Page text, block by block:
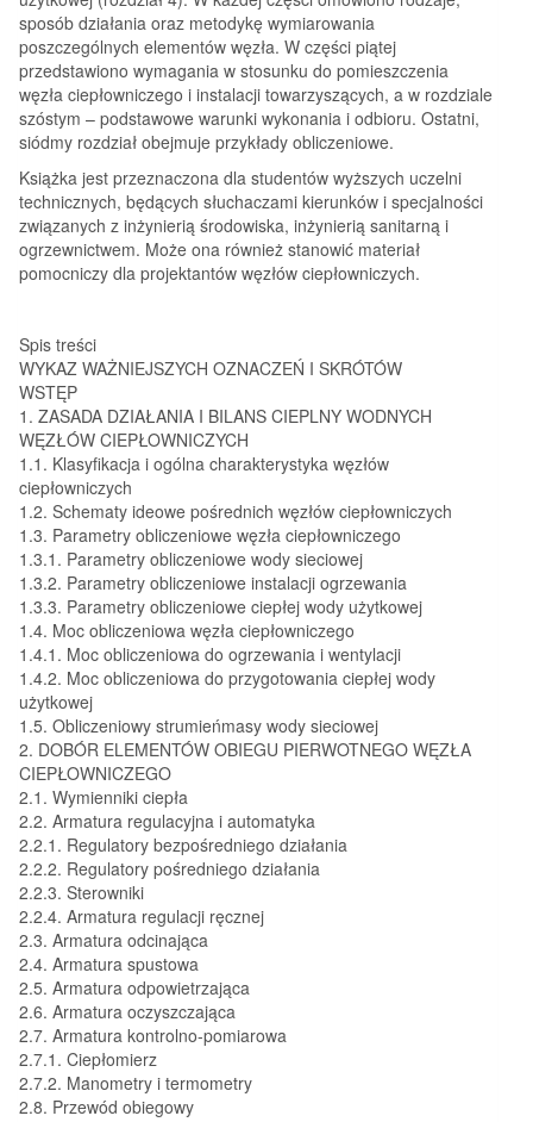
sposób działania oraz metodykę wymiarowania
poszczególnych elementów węzła. W części piątej
przedstawiono wymagania w stosunku do pomieszczenia
węzła ciepłowniczego i instalacji towarzyszących, a w rozdziale
szóstym – podstawowe warunki wykonania i odbioru. Ostatni,
siódmy rozdział obejmuje przykłady obliczeniowe.
Książka jest przeznaczona dla studentów wyższych uczelni
technicznych, będących słuchaczami kierunków i specjalności
związanych z inżynierią środowiska, inżynierią sanitarną i
ogrzewnictwem. Może ona również stanowić materiał
pomocniczy dla projektantów węzłów ciepłowniczych.
Spis treści
WYKAZ WAŻNIEJSZYCH OZNACZEŃ I SKRÓTÓW
WSTĘP
1. ZASADA DZIAŁANIA I BILANS CIEPLNY WODNYCH
WĘZŁÓW CIEPŁOWNICZYCH
1.1. Klasyfikacja i ogólna charakterystyka węzłów
ciepłowniczych
1.2. Schematy ideowe pośrednich węzłów ciepłowniczych
1.3. Parametry obliczeniowe węzła ciepłowniczego
1.3.1. Parametry obliczeniowe wody sieciowej
1.3.2. Parametry obliczeniowe instalacji ogrzewania
1.3.3. Parametry obliczeniowe ciepłej wody użytkowej
1.4. Moc obliczeniowa węzła ciepłowniczego
1.4.1. Moc obliczeniowa do ogrzewania i wentylacji
1.4.2. Moc obliczeniowa do przygotowania ciepłej wody
użytkowej
1.5. Obliczeniowy strumieńmasy wody sieciowej
2. DOBÓR ELEMENTÓW OBIEGU PIERWOTNEGO WĘZŁA
CIEPŁOWNICZEGO
2.1. Wymienniki ciepła
2.2. Armatura regulacyjna i automatyka
2.2.1. Regulatory bezpośredniego działania
2.2.2. Regulatory pośredniego działania
2.2.3. Sterowniki
2.2.4. Armatura regulacji ręcznej
2.3. Armatura odcinająca
2.4. Armatura spustowa
2.5. Armatura odpowietrzająca
2.6. Armatura oczyszczająca
2.7. Armatura kontrolno-pomiarowa
2.7.1. Ciepłomierz
2.7.2. Manometry i termometry
2.8. Przewód obiegowy